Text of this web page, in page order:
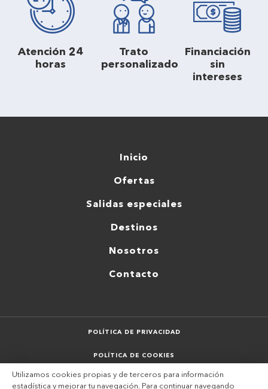
Atención 24
horas
Trato
personalizado
Financiación
sin
intereses
Inicio
Ofertas
Salidas especiales
Destinos
Nosotros
Contacto
POLÍTICA DE PRIVACIDAD
POLÍTICA DE COOKIES
AVISO LEGAL
Utilizamos cookies propias y de terceros para información
estadística y mejorar tu navegación. Para continuar navegando